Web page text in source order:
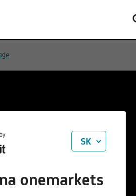
Corp.
SK
onemarkets